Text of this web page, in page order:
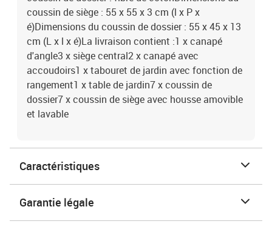
coussin de siège : 55 x 55 x 3 cm (l x P x
é)Dimensions du coussin de dossier : 55 x 45 x 13
cm (L x l x é)La livraison contient :1 x canapé
d'angle3 x siège central2 x canapé avec
accoudoirs1 x tabouret de jardin avec fonction de
rangement1 x table de jardin7 x coussin de
dossier7 x coussin de siège avec housse amovible
et lavable
Caractéristiques
Garantie légale